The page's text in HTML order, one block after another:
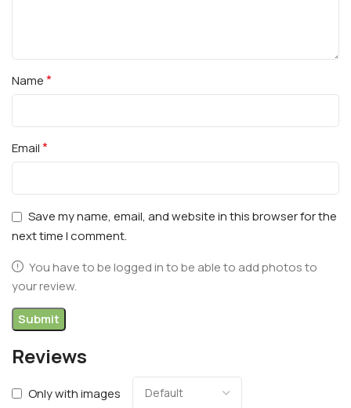
Reviews
Only with images
Name*
Email*
Save my name, email, and website in this browser for the
next time I comment.
You have to be logged in to be able to add photos to
your review.